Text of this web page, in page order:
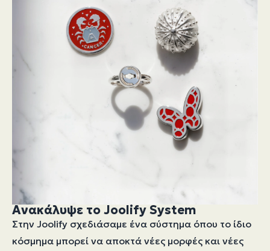
Ανακάλυψε το Joolify System
Στην Joolify σχεδιάσαμε ένα σύστημα όπου το ίδιο
κόσμημα μπορεί να αποκτά νέες μορφές και νέες